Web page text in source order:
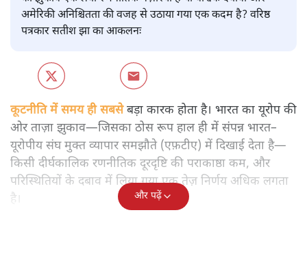
भारत ईयू मुक्त व्यापार समझौताः ईयू अध्यक्ष उर्सुला वॉन डेर लेयेन और
पीएम मोदी
सतीश झा
भारत-यूरोपीय संघ मुक्त व्यापार समझौताः क्या यूरोप की ओर भारत
का झुकाव एक लंबा रणनीतिक नज़रिया है या वैश्विक दबावों और
अमेरिकी अनिश्चितता की वजह से उठाया गया एक कदम है? वरिष्ठ
पत्रकार सतीश झा का आकलनः